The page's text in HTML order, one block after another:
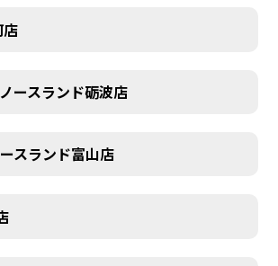
ースランド砺波店
スランド富山店